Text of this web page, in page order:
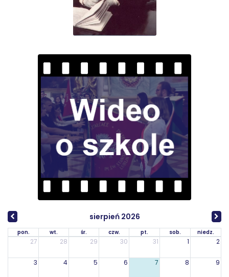
sierpień 2026
pon. wt. śr. czw. pt. sob. niedz.
27 28 29 30 31 1 2
3 4 5 6 7 8 9